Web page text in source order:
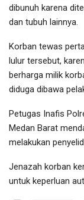
dibunuh karena
dan tubuh lainnya.
Korban tewas
lulur tersebut,
berharga milik
diduga dibawa
Petugas Inafis
Medan Barat
melakukan
Jenazah korban
untuk keperluan